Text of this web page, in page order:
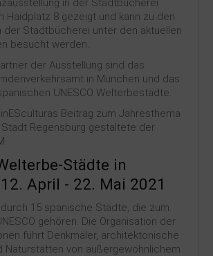
in der Stadtbücherei
Haidplatz 8 gezeigt und kann zu den
der Stadtbücherei unter den aktuellen
besucht werden.
der Ausstellung sind das
in München und das
UNESCO Welterbestädte.
Beitrag zum Jahresthema
Stadt Regensburg gestaltete der
Städte in
April - 22. Mai 2021
15 spanische Städte, die zum
gehören. Die Organisation der
führt Denkmäler, architektonische
Naturstätten von außergewöhnlichem